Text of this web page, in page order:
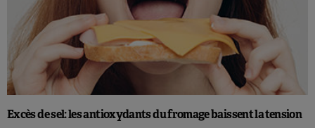
Excès de sel: les antioxydants du fromage baissent la tension